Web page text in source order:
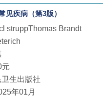
见疾病（第3版）
struppThomas Brandt
元
生出版社
年01月